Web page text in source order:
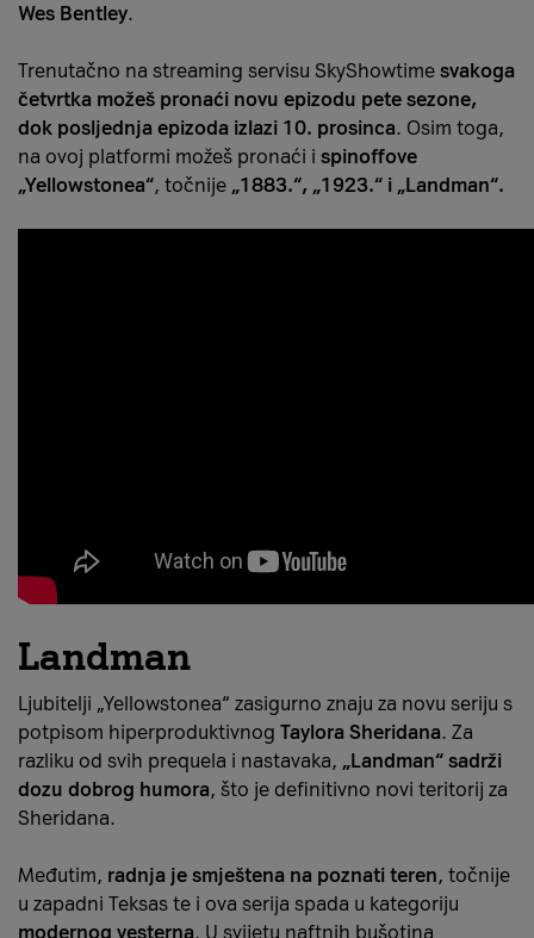
Wes Bentley.
Trenutačno na streaming servisu SkyShowtime svakoga
četvrtka možeš pronaći novu epizodu pete sezone,
dok posljednja epizoda izlazi 10. prosinca. Osim toga,
na ovoj platformi možeš pronaći i spinoffove
„Yellowstonea“, točnije „1883.“, „1923.“ i „Landman“.
Landman
Ljubitelji „Yellowstonea“ zasigurno znaju za novu seriju s
potpisom hiperproduktivnog Taylora Sheridana. Za
razliku od svih prequela i nastavaka, „Landman“ sadrži
dozu dobrog humora, što je definitivno novi teritorij za
Sheridana.
Međutim, radnja je smještena na poznati teren, točnije
u zapadni Teksas te i ova serija spada u kategoriju
modernog vesterna. U svijetu naftnih bušotina